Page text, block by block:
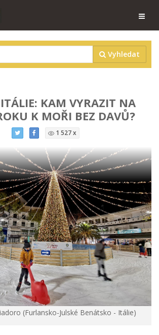
Vyhledat
KAM VYRAZIT NA
K MOŘI BEZ DAVŮ?
1 527 x
(Furlansko-Julské Benátsko - Itálie)